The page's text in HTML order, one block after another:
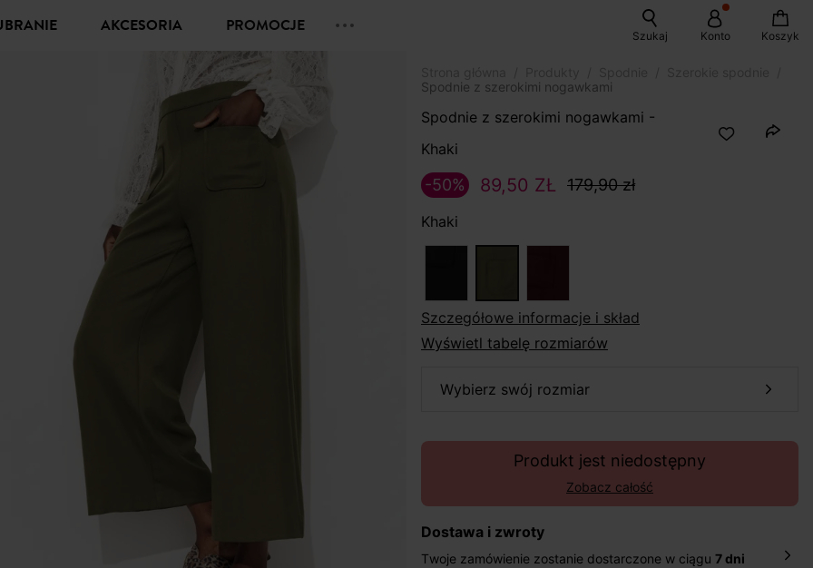
UBRANIE AKCESORIA PROMOCJE Szukaj Konto Koszyk
Spodnie z szerokimi nogawkami
Spodnie z szerokimi nogawkami -
Khaki
89,50 ZŁ 179,90 zł
-50%
Khaki
szczegółowe informacje i skład
Wyświetl tabelę rozmiarów
wybierz swój rozmiar
Produkt jest niedostępny
Zobacz całość
Dostawa i zwroty
Twoje zamówienie zostanie dostarczone w ciągu 7 dni